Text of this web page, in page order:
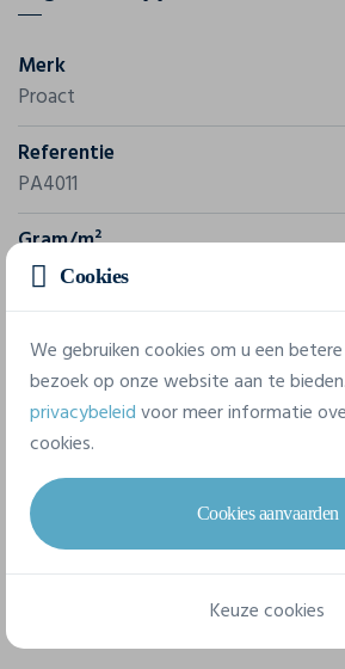
Merk
Proact
Referentie
PA4011
Gram/m²
130 g/m²
50% Polyester, 25% Katoen, 25%
7 beschikbare maten
XS
Cookies
We gebruiken cookies om u een
bezoek op onze website aan te
privacybeleidvoor meer informatie
cookies.
Cookies aanvaarden
Keuze cookies